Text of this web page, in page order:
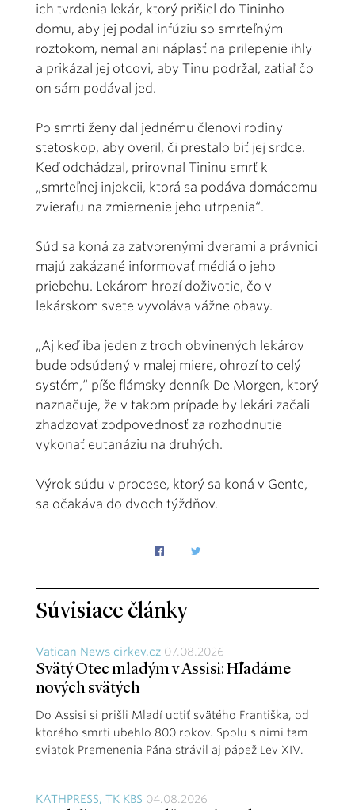
ich tvrdenia lekár, ktorý prišiel do Tininho
domu, aby jej podal infúziu so smrteľným
roztokom, nemal ani náplasť na prilepenie ihly
a prikázal jej otcovi, aby Tinu podržal, zatiaľ čo
on sám podával jed.
Po smrti ženy dal jednému členovi rodiny
stetoskop, aby overil, či prestalo biť jej srdce.
Keď odchádzal, prirovnal Tininu smrť k
„smrteľnej injekcii, ktorá sa podáva domácemu
zvieraťu na zmiernenie jeho utrpenia“.
Súd sa koná za zatvorenými dverami a právnici
majú zakázané informovať médiá o jeho
priebehu. Lekárom hrozí doživotie, čo v
lekárskom svete vyvoláva vážne obavy.
„Aj keď iba jeden z troch obvinených lekárov
bude odsúdený v malej miere, ohrozí to celý
systém,“ píše flámsky denník De Morgen, ktorý
naznačuje, že v takom prípade by lekári začali
zhadzovať zodpovednosť za rozhodnutie
vykonať eutanáziu na druhých.
Výrok súdu v procese, ktorý sa koná v Gente,
sa očakáva do dvoch týždňov.
Súvisiace články
Vatican News cirkev.cz 07.08.2026
Svätý Otec mladým v Assisi: Hľadáme
nových svätých
Do Assisi si prišli Mladí uctiť svätého Františka, od
ktorého smrti ubehlo 800 rokov. Spolu s nimi tam
sviatok Premenenia Pána strávil aj pápež Lev XIV.
KATHPRESS, TK KBS 04.08.2026